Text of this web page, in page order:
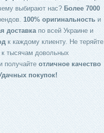
выбирают нас? Более 7000
100% оригинальность и
доставка по всей Украине и
к каждому клиенту. Не теряйте
тысячам довольных
получайте отличное качество
покупок!